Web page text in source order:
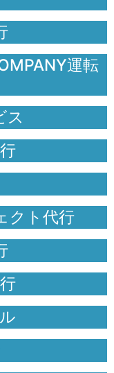
運転
ス
クト代行